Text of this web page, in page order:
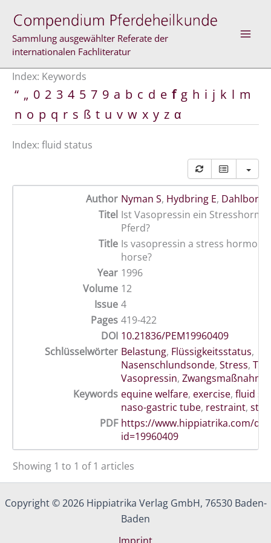
content
Sammlung ausgewählter Referate der
internationalen Fachliteratur
Index: Keywords
“ „ 0 2 3 4 5 7 9 a b c d e f g h i j k l m
n o p q r s ß t u v w x y z α
Index: fluid status
Author Nyman S, Hydbring E, Dahlborn
Titel Ist Vasopressin ein
Pferd?
Title Is vasopressin a stress
horse?
Year 1996
Volume 12
Issue 4
Pages 419-422
DOI 10.21836/PEM19960409
Schlüsselwörter Belastung, Flüssigkeitsstatus,
Nasenschlundsonde, Stress,
Vasopressin, Zwangsmaßnahme
Keywords equine welfare, exercise, fluid
naso-gastric tube, restraint,
PDF https://www.hippiatrika.com/
id=19960409
Showing 1 to 1 of 1 articles
Copyright © 2026 Hippiatrika Verlag GmbH, 76530 Baden-
Baden